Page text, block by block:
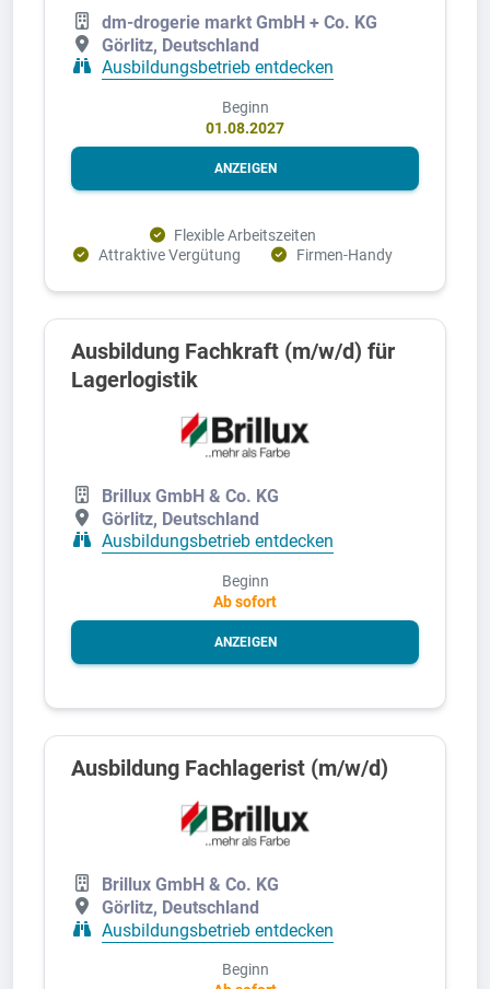
dm-drogerie markt GmbH + Co. KG
Görlitz, Deutschland
Ausbildungsbetrieb entdecken
Beginn
01.08.2027
ANZEIGEN
Flexible Arbeitszeiten
Attraktive Vergütung
Firmen-Handy
Ausbildung Fachkraft (m/w/d) für
Lagerlogistik
Brillux GmbH & Co. KG
Görlitz, Deutschland
Ausbildungsbetrieb entdecken
Beginn
Ab sofort
ANZEIGEN
Ausbildung Fachlagerist (m/w/d)
Brillux GmbH & Co. KG
Görlitz, Deutschland
Ausbildungsbetrieb entdecken
Beginn